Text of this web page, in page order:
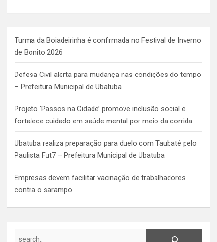
Turma da Boiadeirinha é confirmada no Festival de Inverno
de Bonito 2026
Defesa Civil alerta para mudança nas condições do tempo
– Prefeitura Municipal de Ubatuba
Projeto ‘Passos na Cidade’ promove inclusão social e
fortalece cuidado em saúde mental por meio da corrida
Ubatuba realiza preparação para duelo com Taubaté pelo
Paulista Fut7 – Prefeitura Municipal de Ubatuba
Empresas devem facilitar vacinação de trabalhadores
contra o sarampo
Search